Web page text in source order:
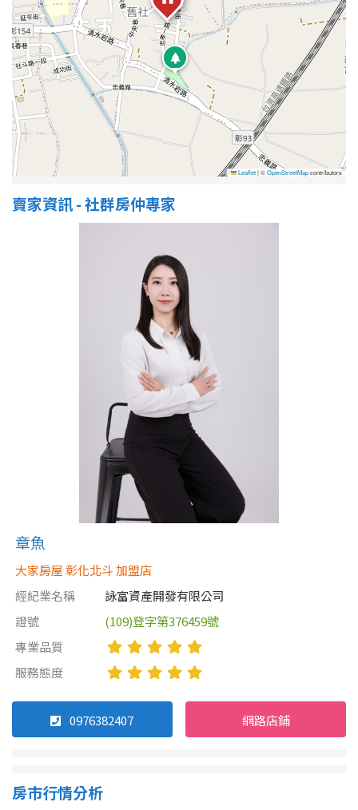
Leaflet|©OpenStreetMapcontributors
賣家資訊 - 社群房仲專家
章魚
大家房屋 彰化北斗 加盟店
經紀業名稱
詠富資產開發有限公司
證號
(109)登字第376459號
專業品質
服務態度
0976382407 網路店鋪
房市行情分析